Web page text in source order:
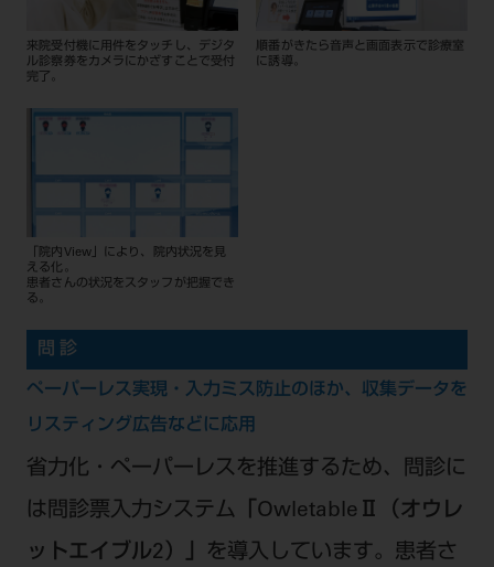
来院受付機に用件をタッチし、デジタ
ル診察券をカメラにかざすことで受付
完了。
順番がきたら音声と画面表示で診療室
に誘導。
「院内View」により、院内状況を見
える化。
患者さんの状況をスタッフが把握でき
る。
問 診
ペーパーレス実現・入力ミス防止のほか、収集データを
リスティング広告などに応用
省力化・ペーパーレスを推進するため、問診に
は問診票入力システム 「OwletableⅡ（オウレ
ットエイブル2）」
を導入しています。患者さ